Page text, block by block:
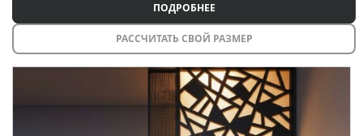
ПОДРОБНЕЕ
РАССЧИТАТЬ СВОЙ РАЗМЕР